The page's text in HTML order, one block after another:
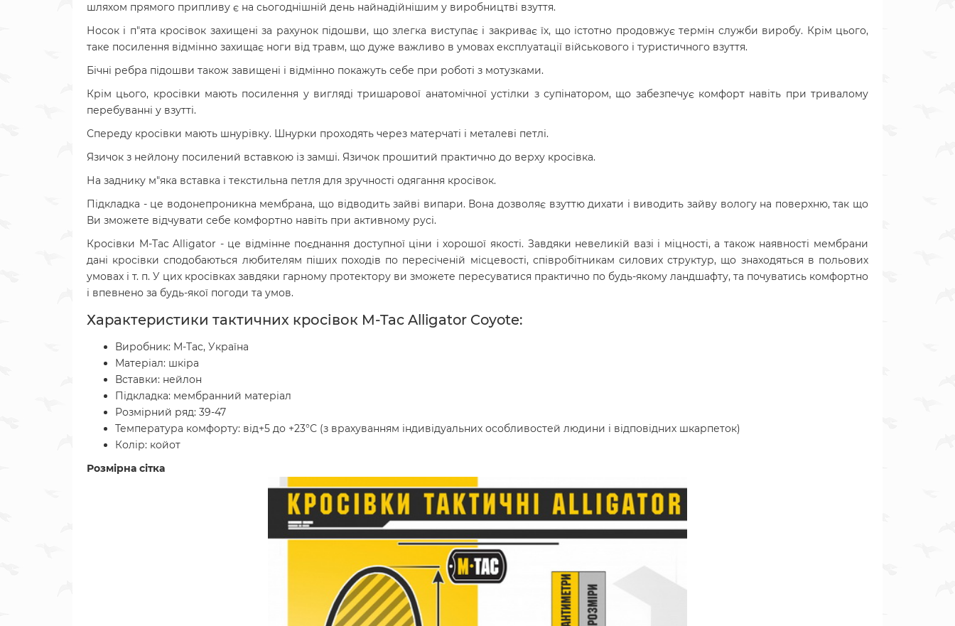
шляхом прямого припливу є на сьогоднішній день найнадійнішим у виробництві взуття.
Носок і п"ята кросівок захищені за рахунок підошви, що злегка виступає і закриває їх, що істотно продовжує термін служби виробу. Крім цього,
таке посилення відмінно захищає ноги від травм, що дуже важливо в умовах експлуатації військового і туристичного взуття.
Бічні ребра підошви також завищені і відмінно покажуть себе при роботі з мотузками.
Крім цього, кросівки мають посилення у вигляді тришарової анатомічної устілки з супінатором, що забезпечує комфорт навіть при тривалому
перебуванні у взутті.
Спереду кросівки мають шнурівку. Шнурки проходять через матерчаті і металеві петлі.
Язичок з нейлону посилений вставкою із замші. Язичок прошитий практично до верху кросівка.
На заднику м"яка вставка і текстильна петля для зручності одягання кросівок.
Підкладка - це водонепроникна мембрана, що відводить зайві випари. Вона дозволяє взуттю дихати і виводить зайву вологу на поверхню, так що
Ви зможете відчувати себе комфортно навіть при активному русі.
Кросівки M-Tac Alligator - це відмінне поєднання доступної ціни і хорошої якості. Завдяки невеликій вазі і міцності, а також наявності мембрани
дані кросівки сподобаються любителям піших походів по пересіченій місцевості, співробітникам силових структур, що знаходяться в польових
умовах і т. п. У цих кросівках завдяки гарному протектору ви зможете пересуватися практично по будь-якому ландшафту, та почуватись комфортно
і впевнено за будь-якої погоди та умов.
Характеристики тактичних кросівок M-Tac Alligator Coyote:
Виробник: M-Tac, Україна
Матеріал: шкіра
Вставки: нейлон
Підкладка: мембранний матеріал
Розмірний ряд: 39-47
Температура комфорту: від+5 до +23°С (з врахуванням індивідуальних особливостей людини і відповідних шкарпеток)
Колір: койот
Розмірна сітка